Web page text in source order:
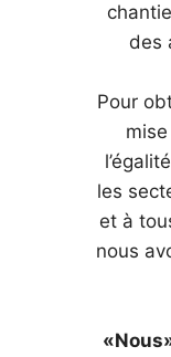
des
Pour
les
et à
nous